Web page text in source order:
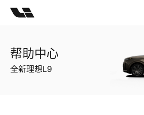
全新理想L9
帮助中心